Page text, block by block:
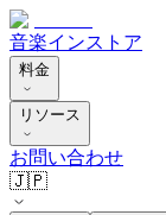
音楽インストア
料金
リソース
お問い合わせ
🇯🇵